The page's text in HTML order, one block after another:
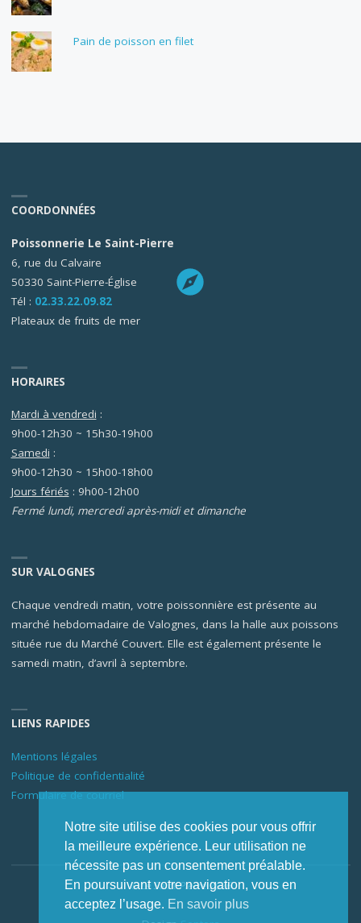
Pain de poisson en filet
COORDONNÉES
Poissonnerie Le Saint-Pierre
6, rue du Calvaire
50330 Saint-Pierre-Église
Tél : 02.33.22.09.82
Plateaux de fruits de mer
HORAIRES
Mardi à vendredi :
9h00-12h30 ~ 15h30-19h00
Samedi :
9h00-12h30 ~ 15h00-18h00
Jours fériés : 9h00-12h00
Fermé lundi, mercredi après-midi et dimanche
SUR VALOGNES
Chaque vendredi matin, votre poissonnière est présente au
marché hebdomadaire de Valognes, dans la halle aux poissons
située rue du Marché Couvert. Elle est également présente le
samedi matin, d’avril à septembre.
LIENS RAPIDES
Mentions légales
Politique de confidentialité
Formulaire de courriel
© Le Saint-Pierre 2026
Notre site utilise des cookies pour vous offrir
la meilleure expérience. Leur utilisation ne
nécessite pas un consentement préalable.
En poursuivant votre navigation, vous en
acceptez l’usage. En savoir plus